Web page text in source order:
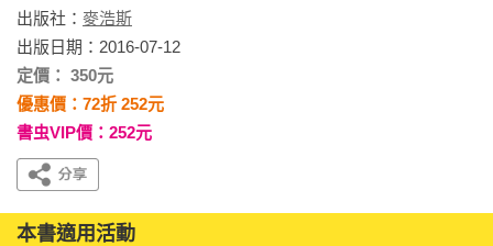
出版社： 麥浩斯
出版日期：2016-07-12
定價： 350元
優惠價：72折 252元
書虫VIP價：252元
本書適用活動